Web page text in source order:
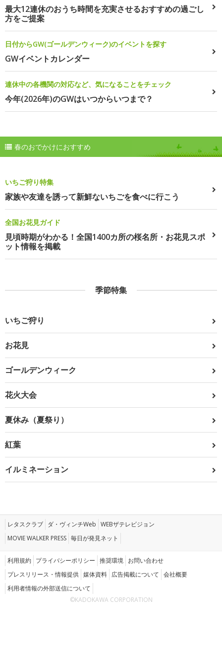
最大12連休のおうち時間を充実させるおすすめの過ごし
方をご提案
日付からGW(ゴールデンウィーク)のイベントを探す
GWイベントカレンダー
連休中の各機関の対応など、気になることをチェック
今年(2026年)のGWはいつからいつまで？
春のおでかけにおすすめ
いちご狩り特集
家族や友達を誘って新鮮ないちごを食べに行こう
全国お花見ガイド
見頃時期がわかる！全国1400カ所の桜名所・お花見スポ
ット情報を掲載
季節特集
いちご狩り
お花見
ゴールデンウィーク
花火大会
夏休み（夏祭り）
紅葉
イルミネーション
レタスクラブ ダ・ヴィンチWeb WEBザテレビジョン
MOVIE WALKER PRESS 毎日が発見ネット
利用規約 プライバシーポリシー 推奨環境 お問い合わせ
プレスリリース・情報提供 媒体資料 広告掲載について 会社概要
利用者情報の外部送信について
©KADOKAWA CORPORATION